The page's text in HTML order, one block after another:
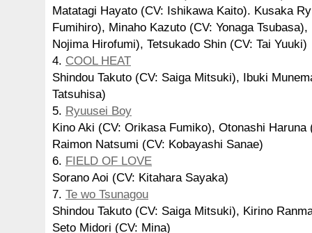
Matatagi Hayato (CV: Ishikawa Kaito). Kusaka
Fumihiro), Minaho Kazuto (CV: Yonaga Tsubasa),
Nojima Hirofumi), Tetsukado Shin (CV: Tai Yuuki)
4. COOL HEAT
Shindou Takuto (CV: Saiga Mitsuki), Ibuki
Tatsuhisa)
5. Ryuusei Boy
Kino Aki (CV: Orikasa Fumiko), Otonashi Haruna
Raimon Natsumi (CV: Kobayashi Sanae)
6. FIELD OF LOVE
Sorano Aoi (CV: Kitahara Sayaka)
7. Te wo Tsunagou
Shindou Takuto (CV: Saiga Mitsuki), Kirino
Seto Midori (CV: Mina)